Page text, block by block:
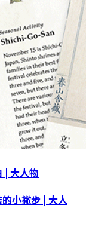
| 大人物
小撇步 | 大人